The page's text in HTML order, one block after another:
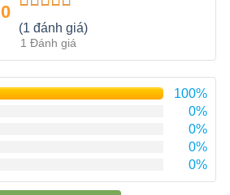
Được xếp
hạng 5.00
sao
(1 đánh giá)
1 Đánh giá
100%
0%
0%
0%
0%